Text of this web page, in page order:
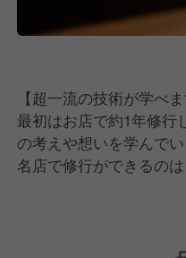
■誠実さ
真面目に修行・仕事に
る人といえます。
【超一流の技術が学べま
最初はお店で約1年修行
の考えや想いを学んでい
名店で修行ができるの